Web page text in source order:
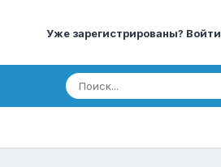
Уже зарегистрированы? Войти